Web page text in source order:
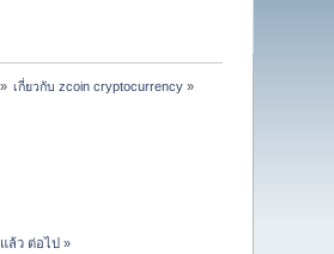
เกี่ยวกับ zcoin cryptocurrency »
ล้ว ต่อไป »